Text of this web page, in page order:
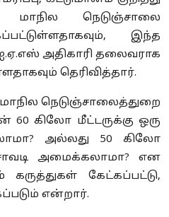
நெடுஞ்சாலை
இந்த
அதிகாரி தலைவராக
தெரிவித்தார்.
நெடுஞ்சாலைத்துறை
கிலோ மீட்டருக்கு ஒரு
அல்லது 50 கிலோ
அமைக்கலாமா? என
கருத்துகள் கேட்கப்பட்டு,
என்றார்.